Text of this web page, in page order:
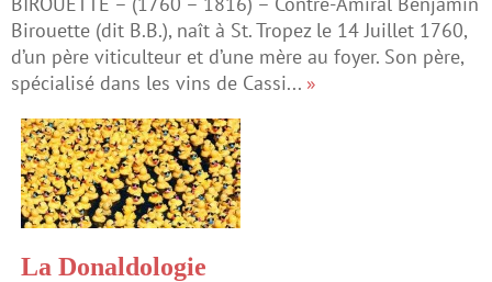
Birouette (dit B.B.), naît à St. Tropez le 14 Juillet 1760,
d’un père viticulteur et d’une mère au foyer. Son père,
spécialisé dans les vins de Cassi... »
La Donaldologie